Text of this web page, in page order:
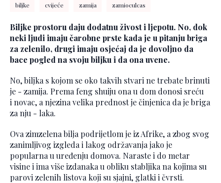
biljke cvijeće zamija zamioculcas
Biljke prostoru daju dodatnu živost i ljepotu. No, dok
neki ljudi imaju čarobne prste kada je u pitanju briga
za zelenilo, drugi imaju osjećaj da je dovoljno da
bace pogled na svoju biljku i da ona uvene.
No, biljka s kojom se oko takvih stvari ne trebate brinuti
je - zamija. Prema feng shuiju ona u dom donosi sreću
i novac, a njezina velika prednost je činjenica da je briga
za nju - laka.
Ova zimzelena bilja podrijetlom je iz Afrike, a zbog svog
zanimljivog izgleda i lakog održavanja jako je
popularna u uređenju domova. Naraste i do metar
visine i ima više izdanaka u obliku stabljika na kojima su
parovi zelenih listova koji su sjajni, glatki i čvrsti.